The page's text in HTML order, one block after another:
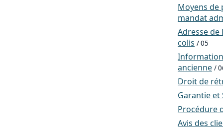
Moyens de
mandat
Adresse
colis / 05
ancienne /
Droit de
Garantie et
Procédure
Avis des